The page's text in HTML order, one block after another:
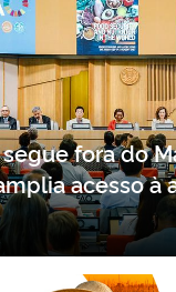
segue fora do
acesso à